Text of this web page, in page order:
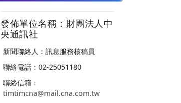
發佈單位名稱：財團法人中
央通訊社
新聞聯絡人：訊息服務核稿員
聯絡電話：02-25051180
聯絡信箱：
timtimcna@mail.cna.com.tw